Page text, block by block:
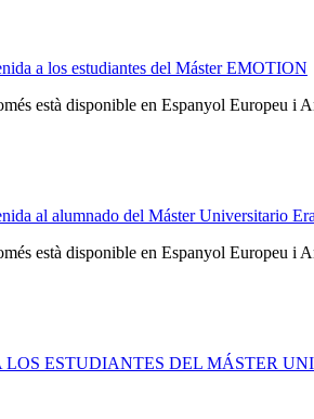
a los estudiantes del Máster EMOTION
està disponible en Espanyol Europeu i
al alumnado del Máster Universitario
està disponible en Espanyol Europeu i
LOS ESTUDIANTES DEL MÁSTER